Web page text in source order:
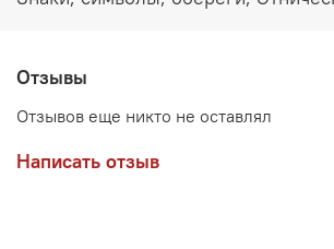
Отзывы
Отзывов еще никто не оставлял
Написать отзыв